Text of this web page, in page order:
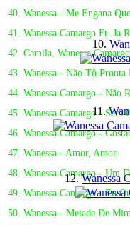
40. Wanessa - Me Engana
41. Wanessa Camargo Ft. Ja
42. Camila, Wanessa
43. Wanessa - Não Tô Pronta
44. Wanessa Camargo - Não
45. Wanessa Camargo - Sem
46. Wanessa Camargo -
47. Wanessa - Amor, Amor
48. Wanessa Camargo - Um
49. Wanessa Camargo - Eu
50. Wanessa - Metade De
10.
11.
12.Wanessa